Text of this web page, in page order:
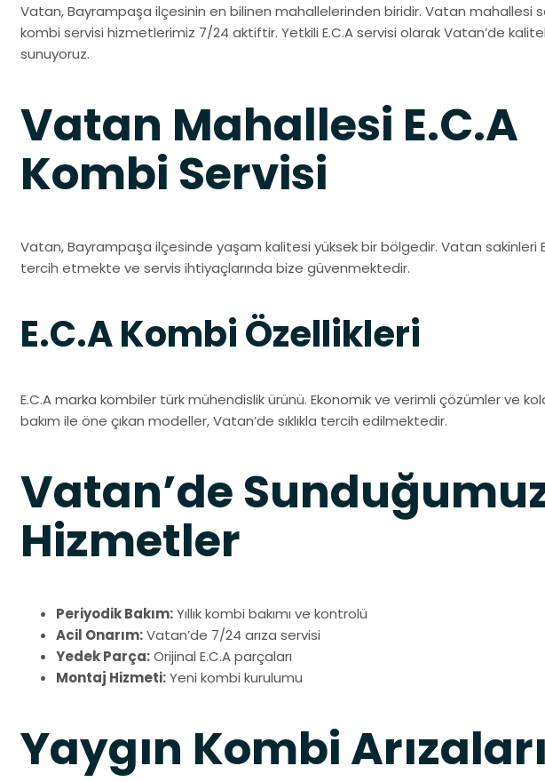
Vatan, Bayrampaşa ilçesinin en bilinen mahallelerinden biridir. Vatan mahallesi
kombi servisi hizmetlerimiz 7/24 aktiftir. Yetkili E.C.A servisi olarak Vatan’de
sunuyoruz.
Vatan Mahallesi E.C.A
Kombi Servisi
Vatan, Bayrampaşa ilçesinde yaşam kalitesi yüksek bir bölgedir. Vatan sakinleri
tercih etmekte ve servis ihtiyaçlarında bize güvenmektedir.
E.C.A Kombi Özellikleri
E.C.A marka kombiler türk mühendislik ürünü. Ekonomik ve verimli çözümler ve
bakım ile öne çıkan modeller, Vatan’de sıklıkla tercih edilmektedir.
Vatan’de
Hizmetler
Periyodik Bakım:Yıllık kombi bakımı ve kontrolü
Acil Onarım:Vatan’de 7/24 arıza servisi
Yedek Parça:Orijinal E.C.A parçaları
Montaj Hizmeti:Yeni kombi kurulumu
Yaygın Kombi Arızaları